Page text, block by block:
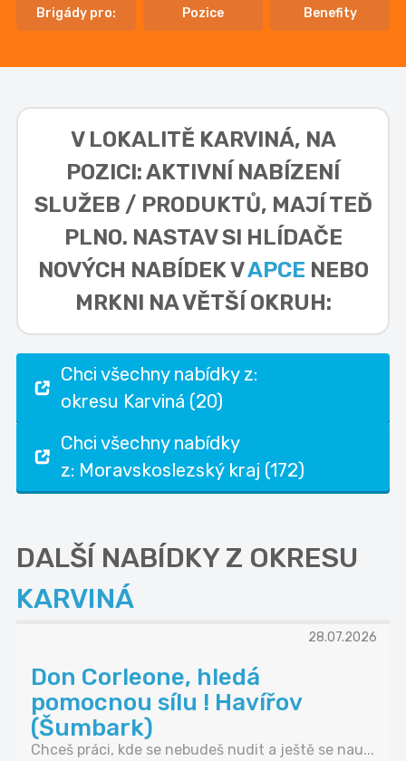
Brigády pro: Pozice Benefity
V LOKALITĚ KARVINÁ, NA
POZICI: AKTIVNÍ NABÍZENÍ
SLUŽEB / PRODUKTŮ, MAJÍ TEĎ
PLNO. NASTAV SI HLÍDAČE
NOVÝCH NABÍDEK VAPCE NEBO
MRKNI NA VĚTŠÍ OKRUH:
Chci všechny nabídky z:
okresu Karviná (20)
Chci všechny nabídky
z: Moravskoslezský kraj (172)
DALŠÍ NABÍDKY Z OKRESU
KARVINÁ
28.07.2026
Don Corleone, hledá
pomocnou sílu ! Havířov
(Šumbark)
Chceš práci, kde se nebudeš nudit a ještě se nau...